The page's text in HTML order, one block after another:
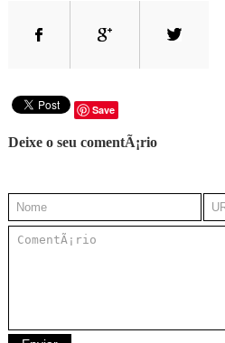
Save
Deixe o seu comentÃ¡rio